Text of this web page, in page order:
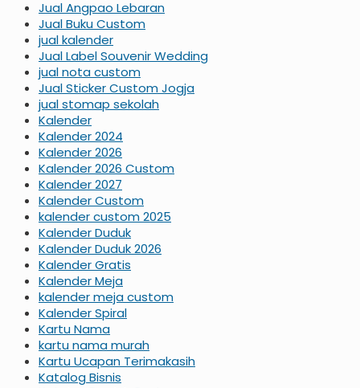
Jual Angpao Lebaran
Jual Buku Custom
jual kalender
Jual Label Souvenir Wedding
jual nota custom
Jual Sticker Custom Jogja
jual stomap sekolah
Kalender
Kalender 2024
Kalender 2026
Kalender 2026 Custom
Kalender 2027
Kalender Custom
kalender custom 2025
Kalender Duduk
Kalender Duduk 2026
Kalender Gratis
Kalender Meja
kalender meja custom
Kalender Spiral
Kartu Nama
kartu nama murah
Kartu Ucapan Terimakasih
Katalog Bisnis